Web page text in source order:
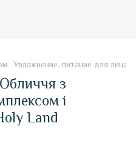
Увлажнение, питание для лица
з
і
Land